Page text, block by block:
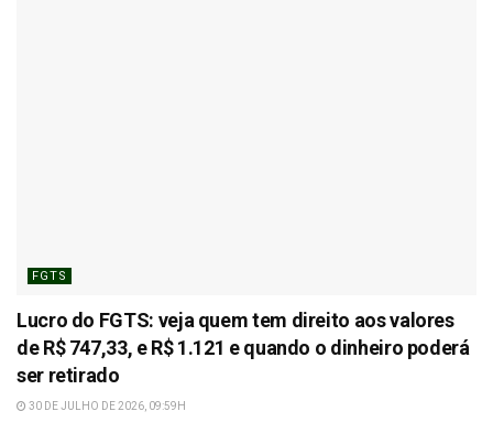
FGTS
Lucro do FGTS: veja quem tem direito aos valores
de R$ 747,33, e R$ 1.121 e quando o dinheiro poderá
ser retirado
30 DE JULHO DE 2026, 09:59H